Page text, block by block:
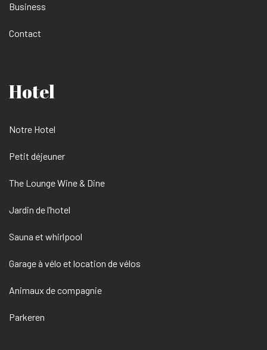
Business
Contact
Hotel
Notre Hotel
Petit déjeuner
The Lounge Wine & Dine
Jardin de l’hotel
Sauna et whirlpool
Garage à vélo et location de vélos
Animaux de compagnie
Parkeren